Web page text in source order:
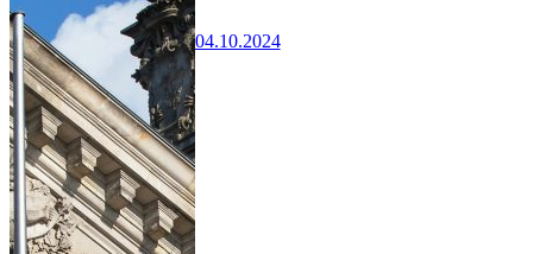
04.10.2024